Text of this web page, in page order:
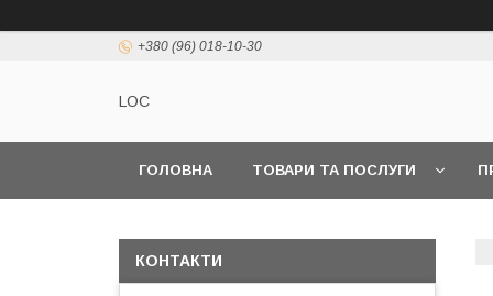
+380 (96) 018-10-30
LOC
ГОЛОВНА ТОВАРИ ТА ПОСЛУГИ
КОНТАКТИ